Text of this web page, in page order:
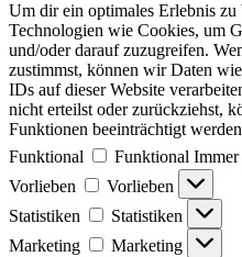
Um dir ein optimales Erlebnis
Technologien wie Cookies, um
und/oder darauf zuzugreifen.
zustimmst, können wir Daten
IDs auf dieser Website
nicht erteilst oder zurückziehst,
Funktionen beeinträchtigt
Funktional
Funktional
Vorlieben
Vorlieben
Statistiken
Statistiken
Marketing
Marketing